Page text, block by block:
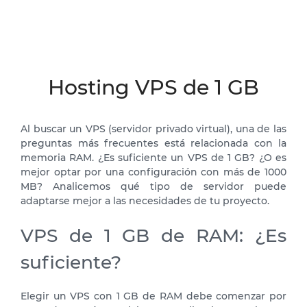
Hosting VPS de 1 GB
Al buscar un VPS (servidor privado virtual), una de las
preguntas más frecuentes está relacionada con la
memoria RAM. ¿Es suficiente un VPS de 1 GB? ¿O es
mejor optar por una configuración con más de 1000
MB? Analicemos qué tipo de servidor puede
adaptarse mejor a las necesidades de tu proyecto.
VPS de 1 GB de RAM: ¿Es
suficiente?
Elegir un VPS con 1 GB de RAM debe comenzar por